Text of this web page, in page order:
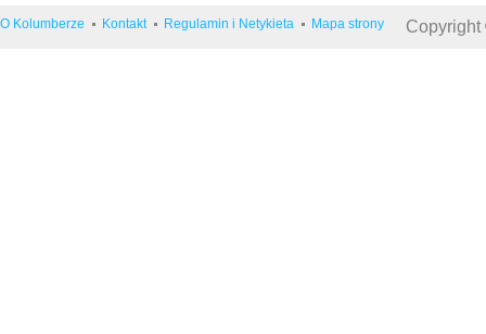
O Kolumberze Kontakt Regulamin i Netykieta Mapa strony